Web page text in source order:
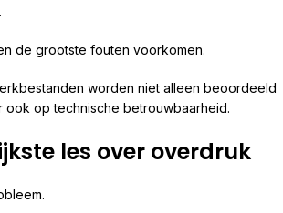
de grootste fouten voorkomen.
worden niet alleen beoordeeld
ook op technische betrouwbaarheid.
les over overdruk